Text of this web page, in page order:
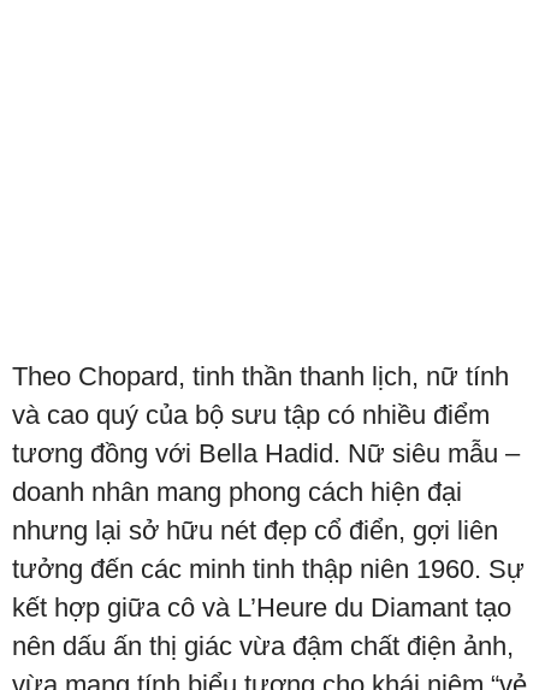
Theo Chopard, tinh thần thanh lịch, nữ tính
và cao quý của bộ sưu tập có nhiều điểm
tương đồng với Bella Hadid. Nữ siêu mẫu –
doanh nhân mang phong cách hiện đại
nhưng lại sở hữu nét đẹp cổ điển, gợi liên
tưởng đến các minh tinh thập niên 1960. Sự
kết hợp giữa cô và L’Heure du Diamant tạo
nên dấu ấn thị giác vừa đậm chất điện ảnh,